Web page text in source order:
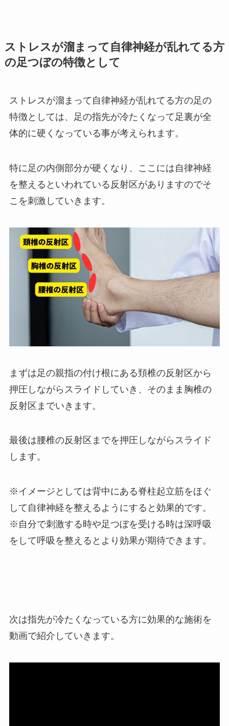
ストレスが溜まって自律神経が乱れてる方
の足つぼの特徴として
ストレスが溜まって自律神経が乱れてる方の足の
特徴としては、足の指先が冷たくなって足裏が全
体的に硬くなっている事が考えられます。
特に足の内側部分が硬くなり、ここには自律神経
を整えるといわれている反射区がありますのでそ
こを刺激していきます。
まずは足の親指の付け根にある頚椎の反射区から
押圧しながらスライドしていき、そのまま胸椎の
反射区までいきます。
最後は腰椎の反射区までを押圧しながらスライド
します。
※イメージとしては背中にある脊柱起立筋をほぐ
して自律神経を整えるようにすると効果的です。
※自分で刺激する時や足つぼを受ける時は深呼吸
をして呼吸を整えるとより効果が期待できます。
次は指先が冷たくなっている方に効果的な施術を
動画で紹介していきます。